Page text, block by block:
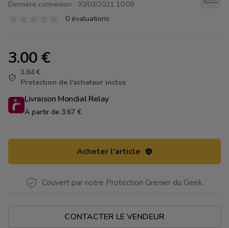
Dernière connexion : 30/03/2021 10:09
0 évaluations
Product information
3.00€
3.84 €
Protection de l'acheteur inclus
Livraison Mondial Relay
À partir de 3.67 €
Acheter l'article
Couvert par notre Protection Grenier du Geek.
CONTACTER LE VENDEUR